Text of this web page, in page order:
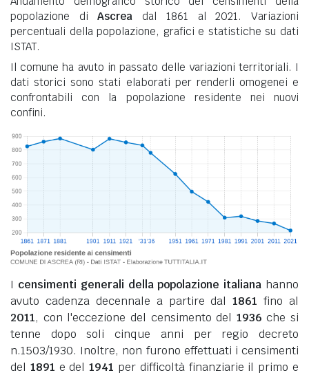
popolazione diAscrea dal 1861 al 2021. Variazioni
percentuali della popolazione, grafici e statistiche su dati
ISTAT.
Il comune ha avuto in passato delle variazioni territoriali. I
dati storici sono stati elaborati per renderli omogenei e
confrontabili con la popolazione residente nei nuovi
confini.
I censimenti generali della popolazione italiana hanno
avuto cadenza decennale a partire dal1861 fino al
2011, con l'eccezione del censimento del 1936 che si
tenne dopo soli cinque anni per regio decreto
n.1503/1930. Inoltre, non furono effettuati i censimenti
del 1891 e del1941 per difficoltà finanziarie il primo e